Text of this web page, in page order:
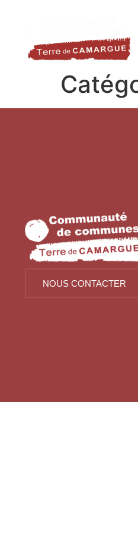
NOUS CONTACTER